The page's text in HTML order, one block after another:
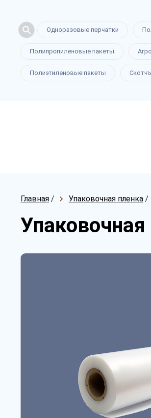
Одноразовые перчатки
Полипропиленовые пакеты
Полиэтиленовые пакеты Скотчъ
Главная / Упаковочная пленка /